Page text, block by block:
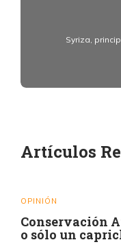
Syriza,
Artículos
OPINIÓN
Conservación
o sólo un